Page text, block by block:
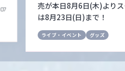
売が本日8月6日(木)より
は8月23日(日)まで！
ライブ・イベント グッズ